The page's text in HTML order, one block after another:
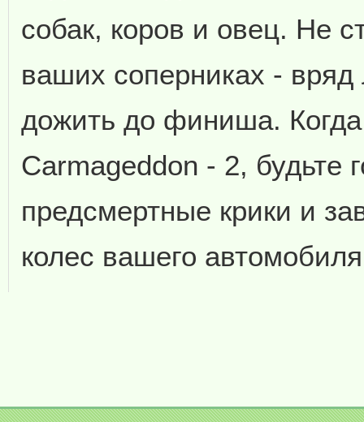
собак, коров и овец. Не
ваших соперниках -
дожить до финиша. Когда
Carmageddon - 2, будьте
предсмертные крики и
колес вашего